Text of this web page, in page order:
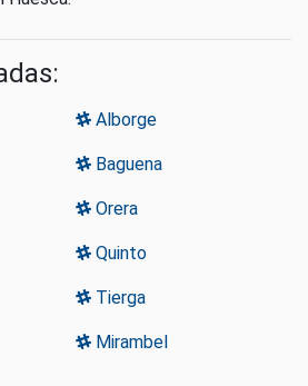
Alborge
Baguena
Orera
Quinto
Tierga
Mirambel